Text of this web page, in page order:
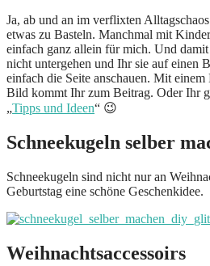
Ja, ab und an im verflixten
etwas zu Basteln. Manchmal mit
einfach ganz allein für mich. Und
nicht untergehen und Ihr sie auf einen
einfach die Seite anschauen. Mit
Bild kommt Ihr zum Beitrag. Oder Ihr
„Tipps und Ideen“ 😉
Schneekugeln selber
Schneekugeln sind nicht nur an
Geburtstag eine schöne Geschenkidee.
Weihnachtsaccessoirs